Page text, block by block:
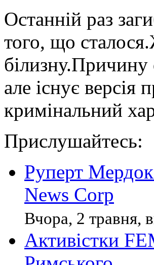
Останній раз
того, що
білизну.Причину
але існує версія
кримінальний
Прислушайтесь:
Руперт
News Corp
Вчора, 2 травня,
Активістки